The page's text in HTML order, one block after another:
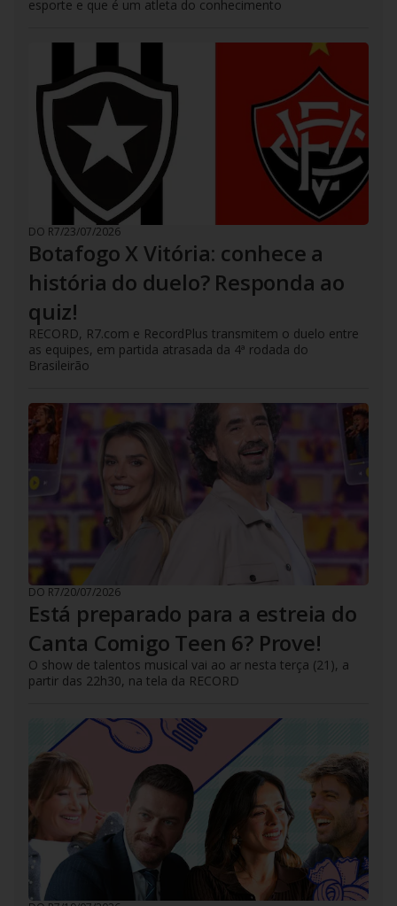
esporte e que é um atleta do conhecimento
DO R7/23/07/2026
Botafogo X Vitória: conhece a
história do duelo? Responda ao
quiz!
RECORD, R7.com e RecordPlus transmitem o duelo entre
as equipes, em partida atrasada da 4ª rodada do
Brasileirão
DO R7/20/07/2026
Está preparado para a estreia do
Canta Comigo Teen 6? Prove!
O show de talentos musical vai ao ar nesta terça (21), a
partir das 22h30, na tela da RECORD